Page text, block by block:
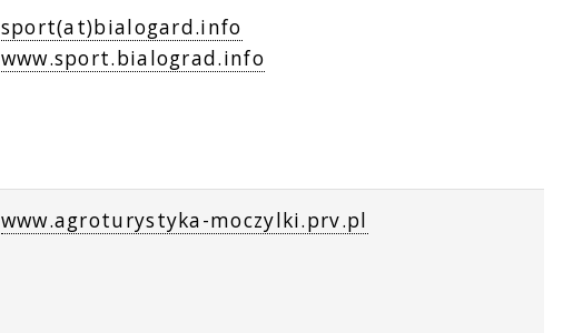
sport(at)bialogard.info
www.sport.bialograd.info
www.agroturystyka-moczylki.prv.pl